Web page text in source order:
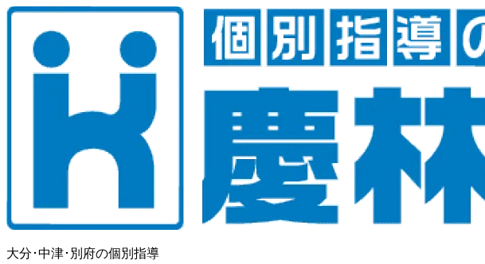
大分･中津･別府の個別指導